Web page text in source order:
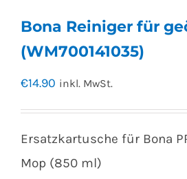
Bona Reiniger für
(WM700141035)
€14.90 inkl. MwSt.
Ersatzkartusche für Bona
Mop (850 ml)